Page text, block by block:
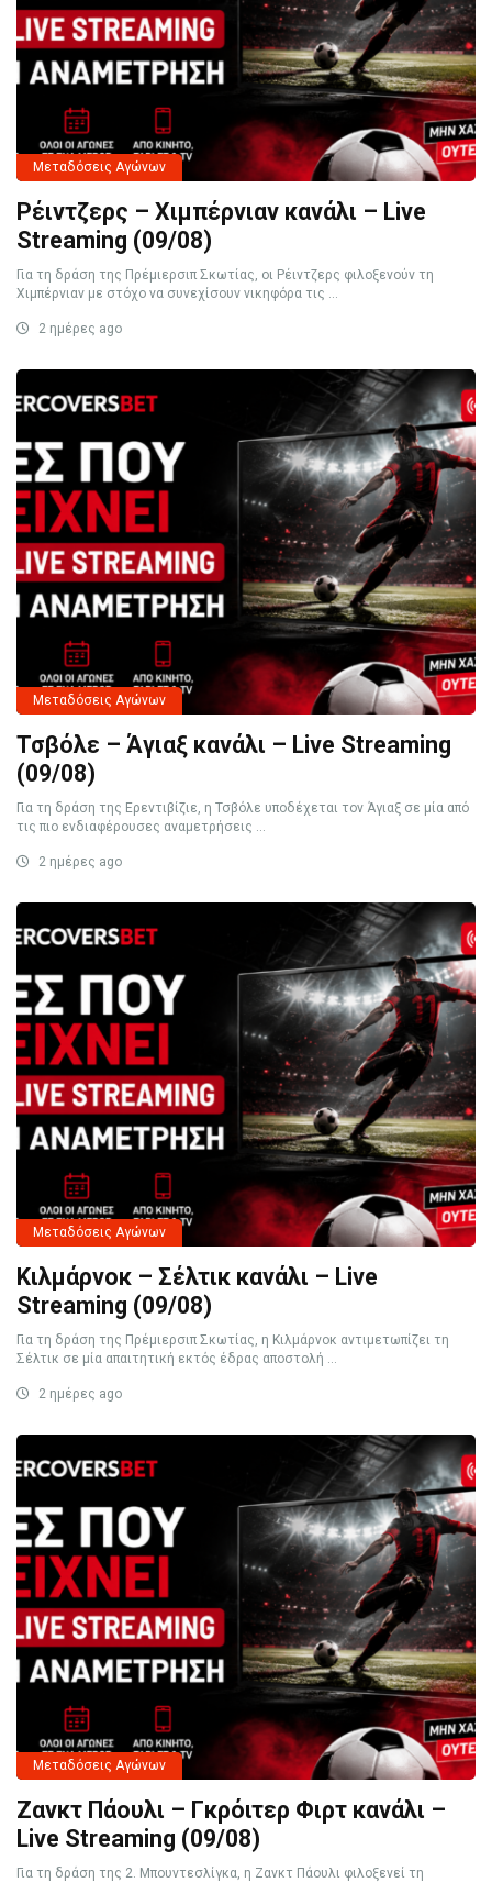
Μεταδόσεις Αγώνων
Ρέιντζερς – Χιμπέρνιαν κανάλι – Live
Streaming (09/08)
Για τη δράση της Πρέμιερσιπ Σκωτίας, οι Ρέιντζερς φιλοξενούν τη
Χιμπέρνιαν με στόχο να συνεχίσουν νικηφόρα τις ...
2 ημέρες ago
Μεταδόσεις Αγώνων
Τσβόλε – Άγιαξ κανάλι – Live Streaming
(09/08)
Για τη δράση της Ερεντιβίζιε, η Τσβόλε υποδέχεται τον Άγιαξ σε μία από
τις πιο ενδιαφέρουσες αναμετρήσεις ...
2 ημέρες ago
Μεταδόσεις Αγώνων
Κιλμάρνοκ – Σέλτικ κανάλι – Live
Streaming (09/08)
Για τη δράση της Πρέμιερσιπ Σκωτίας, η Κιλμάρνοκ αντιμετωπίζει τη
Σέλτικ σε μία απαιτητική εκτός έδρας αποστολή ...
2 ημέρες ago
Μεταδόσεις Αγώνων
Ζανκτ Πάουλι – Γκρόιτερ Φιρτ κανάλι –
Live Streaming (09/08)
Για τη δράση της 2. Μπουντεσλίγκα, η Ζανκτ Πάουλι φιλοξενεί τη